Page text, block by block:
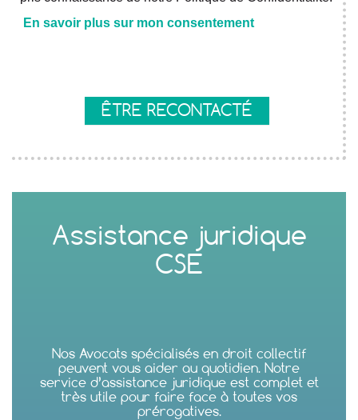
En savoir plus sur mon consentement
ÊTRE RECONTACTÉ
Assistance juridique
CSE
Nos Avocats spécialisés en droit collectif
peuvent vous aider au quotidien. Notre
service d’assistance juridique est complet et
très utile pour faire face à toutes vos
prérogatives.